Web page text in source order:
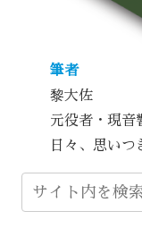
筆者
黎大佐
元役者・現音
日々、思いつ